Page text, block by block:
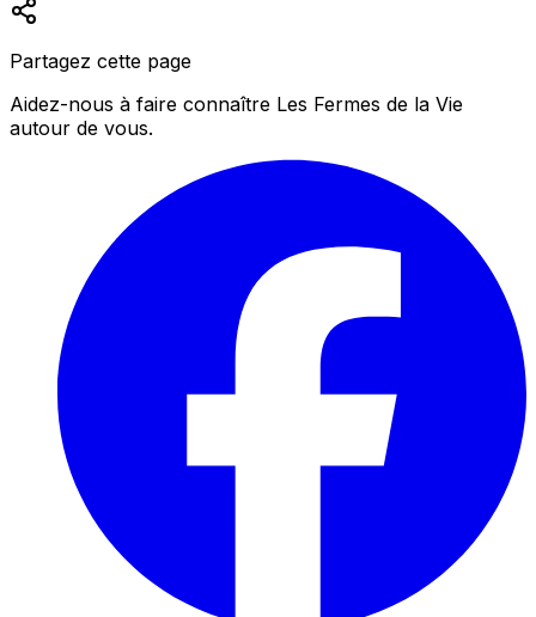
Partagez cette page
Aidez-nous à faire connaître Les Fermes de la Vie
autour de vous.